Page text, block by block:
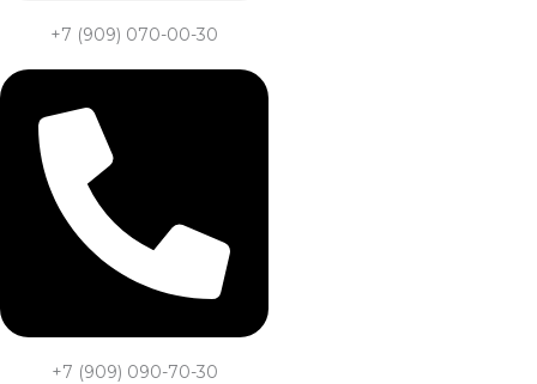
+7 (909) 070-00-30
+7 (909) 090-70-30